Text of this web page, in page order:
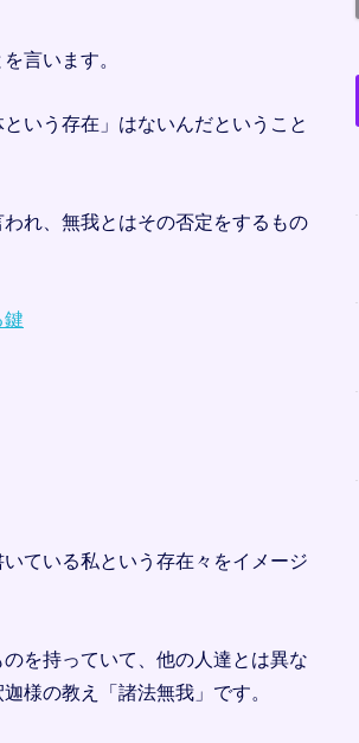
言います。
いう存在」はないんだということ
れ、無我とはその否定をするもの
鍵
ている私という存在々をイメージ
を持っていて、他の人達とは異な
様の教え「諸法無我」です。